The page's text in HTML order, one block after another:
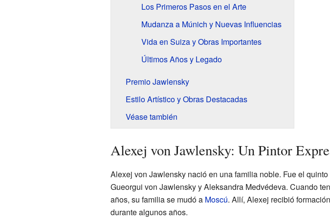
Los Primeros Pasos en el Arte
Mudanza a Múnich y Nuevas Influencias
Vida en Suiza y Obras Importantes
Últimos Años y Legado
Premio Jawlensky
Estilo Artístico y Obras Destacadas
Véase también
Alexej von Jawlensky: Un Pintor
Alexej von Jawlensky nació en una familia noble. Fue el
Gueorgui von Jawlensky y Aleksandra Medvédeva. Cuando
años, su familia se mudó a Moscú. Allí, Alexej recibió
durante algunos años.